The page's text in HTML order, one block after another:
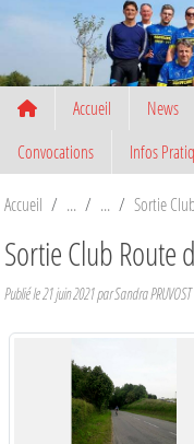
Accueil News
Convocations
Infos
Accueil Sortie
Sortie Club
Publié le21 juin 2021parSandra PRUVOST
Panneau de gestion des cookies